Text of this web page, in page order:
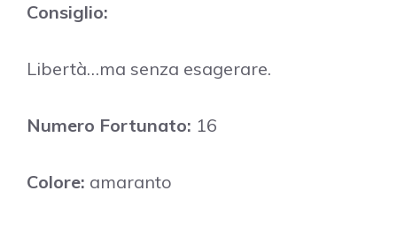
Consiglio:
Libertà…ma senza esagerare.
Numero Fortunato: 16
Colore: amaranto